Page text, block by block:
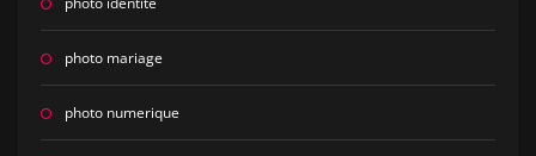
photo mariage
photo numerique